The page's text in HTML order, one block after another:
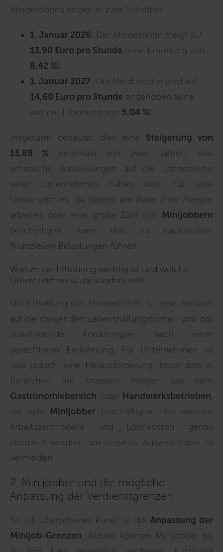
Mindestlohns erfolgt in zwei Schritten:
1. Januar 2026: Der Mindestlohn steigt auf
13,90 Euro pro Stunde (eine Erhöhung von
8,42 %).
1. Januar 2027: Der Mindestlohn wird auf
14,60 Euro pro Stunde angehoben (eine
weitere Erhöhung von 5,04 %).
Insgesamt bedeutet dies eine Steigerung von
13,88 % innerhalb von zwei Jahren, was
erhebliche Auswirkungen auf die Lohnstruktur
vieler Unternehmen haben wird. Für viele
Unternehmen, die bereits am Rand ihrer Margen
arbeiten oder eine große Zahl von Minijobbern
beschäftigen, kann dies zu zusätzlichen
finanziellen Belastungen führen.
Warum die Erhöhung wichtig ist und welche
Unternehmen sie besonders trifft
Die Erhöhung des Mindestlohns ist eine Antwort
auf die steigenden Lebenshaltungskosten und das
zunehmende Forderungen nach einer
gerechteren Entlohnung. Für Unternehmen ist
dies jedoch eine Herausforderung, besonders in
Bereichen mit knappen Margen wie dem
Gastronomiebereich oder Handwerksbetrieben
die viele Minijobber beschäftigen. Hier müssen
Arbeitszeitmodelle und Lohnkosten genau
überprüft werden, um negative Auswirkungen zu
vermeiden.
2. Minijobber und die mögliche
Anpassung der Verdienstgrenzen
Ein oft übersehener Punkt ist die Anpassung der
Minijob-Grenzen. Aktuell können Minijobber bis